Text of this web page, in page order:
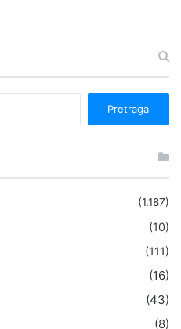
(1.187)
(10)
(111)
(16)
(43)
(8)